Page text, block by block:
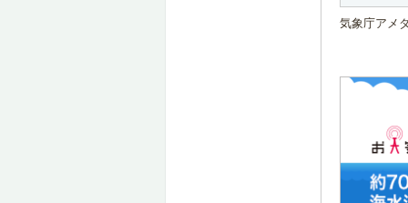
気象庁アメ